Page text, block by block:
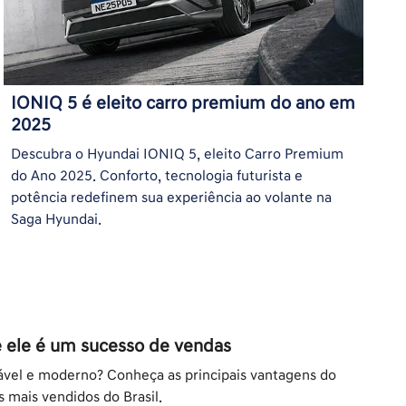
IONIQ 5 é eleito carro premium do ano em
2025
Descubra o Hyundai IONIQ 5, eleito Carro Premium
do Ano 2025. Conforto, tecnologia futurista e
potência redefinem sua experiência ao volante na
Saga Hyundai.
é um sucesso de vendas
e moderno? Conheça as principais vantagens do
mais vendidos do Brasil.